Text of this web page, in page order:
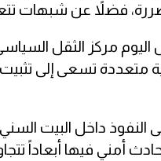
فضلاً عن شبهات
مركز الثقل
متعددة تسعى إلى
داخل البيت
أمني فيها أبعاداً